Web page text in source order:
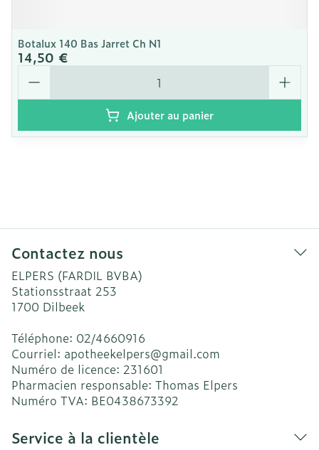
Botalux 140 Bas Jarret Ch N1
14,50 €
Quantité
Ajouter au panier
Contactez nous
ELPERS (FARDIL BVBA)
Stationsstraat 253
1700 Dilbeek
Téléphone: 02/4660916
Courriel: apotheekelpers@gmail.com
Numéro de licence: 231601
Pharmacien responsable: Thomas Elpers
Numéro TVA: BE0438673392
Service à la clientèle